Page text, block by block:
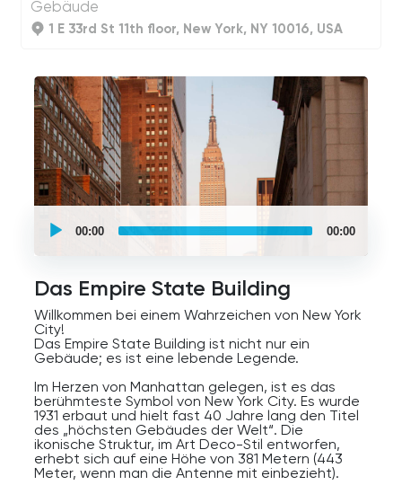
Gebäude
1 E 33rd St 11th floor, New York, NY 10016, USA
UCPlaces
self
guided
tour
Player
00:00 00:00
Das Empire State Building
Willkommen bei einem Wahrzeichen von New York
City!
Das Empire State Building ist nicht nur ein
Gebäude; es ist eine lebende Legende.
Im Herzen von Manhattan gelegen, ist es das
berühmteste Symbol von New York City. Es wurde
1931 erbaut und hielt fast 40 Jahre lang den Titel
des „höchsten Gebäudes der Welt“. Die
ikonische Struktur, im Art Deco-Stil entworfen,
erhebt sich auf eine Höhe von 381 Metern (443
Meter, wenn man die Antenne mit einbezieht).